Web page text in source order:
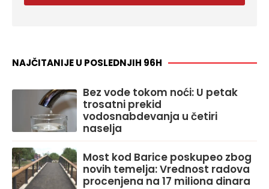
NAJČITANIJE U POSLEDNJIH 96H
Bez vode tokom noći: U petak
trosatni prekid
vodosnabdevanja u četiri
naselja
Most kod Barice poskupeo zbog
novih temelja: Vrednost radova
procenjena na 17 miliona dinara